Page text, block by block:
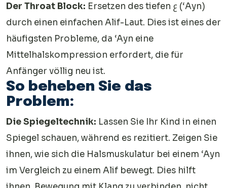
Der Throat Block: Ersetzen des tiefen ع (‘Ayn)
durch einen einfachen Alif-Laut. Dies ist eines der
häufigsten Probleme, da ‘Ayn eine
Mittelhalskompression erfordert, die für
Anfänger völlig neu ist.
So beheben Sie das
Problem:
Die Spiegeltechnik: Lassen Sie Ihr Kind in einen
Spiegel schauen, während es rezitiert. Zeigen Sie
ihnen, wie sich die Halsmuskulatur bei einem ‘Ayn
im Vergleich zu einem Alif bewegt. Dies hilft